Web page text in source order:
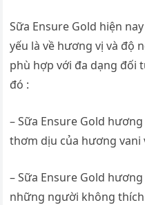
Sữa Ensure Gold hiện
yếu là về hương vị và độ
phù hợp với đa dạng đối
đó :
– Sữa Ensure Gold
thơm dịu của hương vani
– Sữa Ensure Gold
những người không